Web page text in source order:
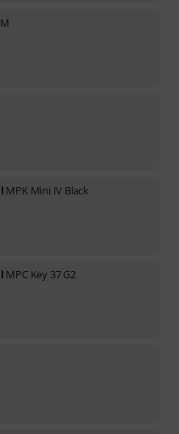
MPK Mini IV Black
MPC Key 37 G2